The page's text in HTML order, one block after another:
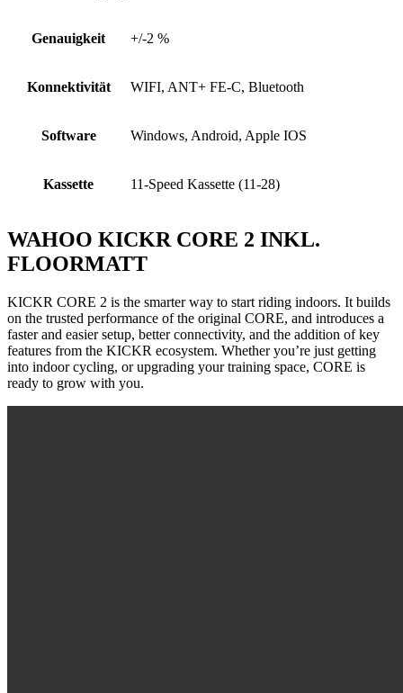
Genauigkeit +/-2 %
Konnektivität WIFI, ANT+ FE-C, Bluetooth
Software Windows, Android, Apple IOS
Kassette 11-Speed Kassette (11-28)
WAHOO KICKR CORE 2 INKL.
FLOORMATT
KICKR CORE 2 is the smarter way to start riding indoors. It builds
on the trusted performance of the original CORE, and introduces a
faster and easier setup, better connectivity, and the addition of key
features from the KICKR ecosystem. Whether you’re just getting
into indoor cycling, or upgrading your training space, CORE is
ready to grow with you.